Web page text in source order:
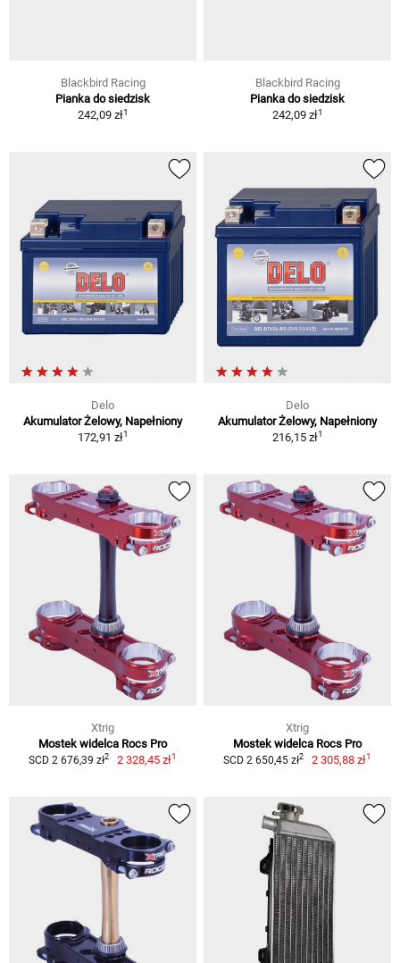
Blackbird Racing
Pianka do siedzisk
242,09 zł1
Blackbird Racing
Pianka do siedzisk
242,09 zł1
Delo
Akumulator Żelowy, Napełniony
172,91 zł1
Delo
Akumulator Żelowy, Napełniony
216,15 zł1
Xtrig
Mostek widelca Rocs Pro
SCD 2 676,39 zł2 2 328,45 zł1
Xtrig
Mostek widelca Rocs Pro
SCD 2 650,45 zł2 2 305,88 zł1